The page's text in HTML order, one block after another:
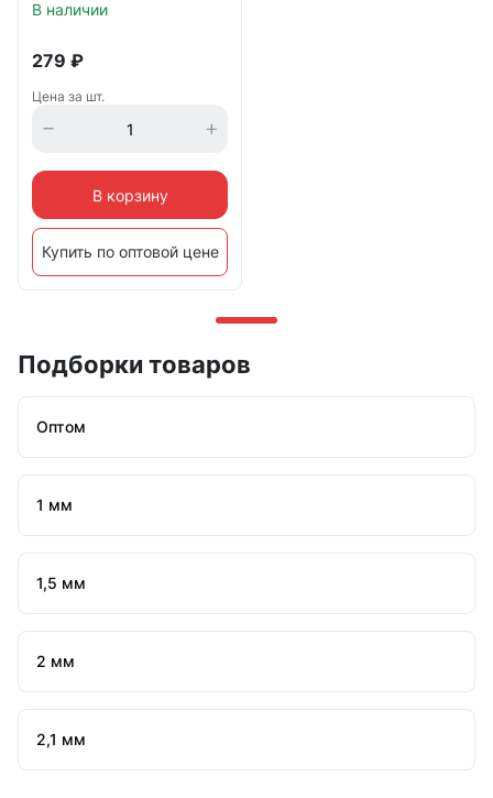
В наличии
279 ₽
Цена за шт.
В корзину
Купить по оптовой цене
Подборки товаров
Оптом
1 мм
1,5 мм
2 мм
2,1 мм